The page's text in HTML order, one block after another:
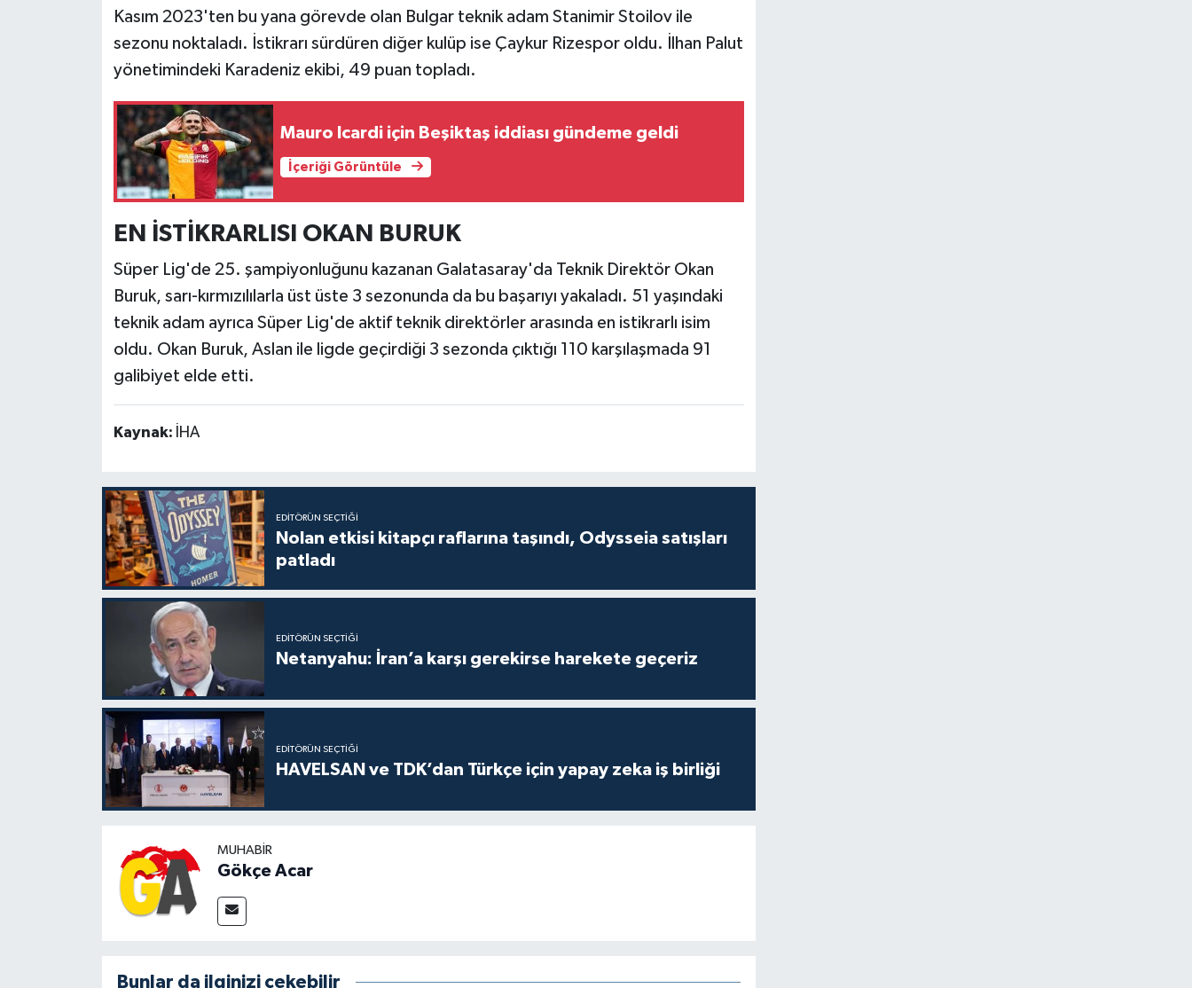
Kasım 2023'ten bu yana görevde olan Bulgar teknik adam Stanimir Stoilov ile
sezonu noktaladı. İstikrarı sürdüren diğer kulüp ise Çaykur Rizespor oldu. İlhan Palut
yönetimindeki Karadeniz ekibi, 49 puan topladı.
Mauro Icardi için Beşiktaş iddiası gündeme geldi
İçeriği Görüntüle
EN İSTİKRARLISI OKAN BURUK
Süper Lig'de 25. şampiyonluğunu kazanan Galatasaray'da Teknik Direktör Okan
Buruk, sarı-kırmızılılarla üst üste 3 sezonunda da bu başarıyı yakaladı. 51 yaşındaki
teknik adam ayrıca Süper Lig'de aktif teknik direktörler arasında en istikrarlı isim
oldu. Okan Buruk, Aslan ile ligde geçirdiği 3 sezonda çıktığı 110 karşılaşmada 91
galibiyet elde etti.
Kaynak: İHA
EDITÖRÜN SEÇTIĞI
Nolan etkisi kitapçı raflarına taşındı, Odysseia satışları
patladı
EDITÖRÜN SEÇTIĞI
Netanyahu: İran’a karşı gerekirse harekete geçeriz
EDITÖRÜN SEÇTIĞI
HAVELSAN ve TDK’dan Türkçe için yapay zeka iş birliği
MUHABIR
Gökçe Acar
Bunlar da ilginizi çekebilir